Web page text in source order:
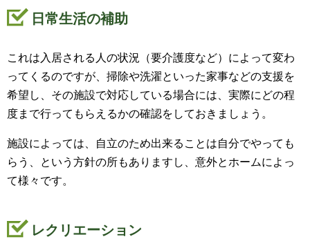
日常生活の補助
これは入居される人の状況（要介護度など）によって変わ
ってくるのですが、掃除や洗濯といった家事などの支援を
希望し、その施設で対応している場合には、実際にどの程
度まで行ってもらえるかの確認をしておきましょう。
施設によっては、自立のため出来ることは自分でやっても
らう、という方針の所もありますし、意外とホームによっ
て様々です。
レクリエーション